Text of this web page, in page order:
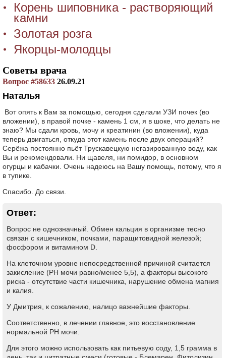
Корень шиповника - растворяющий
камни
Золотая розга
Якорцы-молодцы
Советы врача
Вопрос #58633 26.09.21
Наталья
Вот опять к Вам за помощью, сегодня сделали УЗИ почек (во
вложении), в правой почке - камень 1 см, я в шоке, что делать не
знаю? Мы сдали кровь, мочу и креатинин (во вложении), куда
теперь двигаться, откуда этот камень после двух операций?
Серёжа постоянно пьёт Трускавецкую негазированную воду, как
Вы и рекомендовали. Ни щавеля, ни помидор, в основном
огурцы и кабачки. Очень надеюсь на Вашу помощь, потому, что я
в тупике.
Спасибо. До связи.
Ответ:
Вопрос не однозначный. Обмен кальция в организме тесно
связан с кишечником, почками, паращитовидной железой;
фосфором и витамином D.
На клеточном уровне непосредственной причиной считается
закисление (PH мочи равно/менее 5,5), а факторы высокого
риска - отсутствие части кишечника, нарушение обмена магния
и калия.
У Дмитрия, к сожалению, налицо важнейшие факторы.
Соответственно, в лечении главное, это восстановление
нормальной PH мочи.
Для этого можно использовать как питьевую соду, 1,5 грамма в